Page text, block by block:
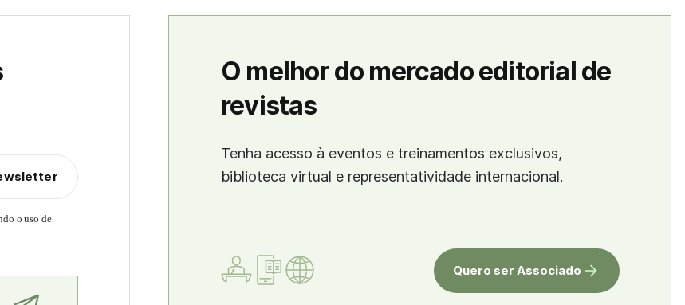
o uso de
O melhor do mercado editorial de
revistas
Tenha acesso à eventos e treinamentos exclusivos,
biblioteca virtual e representatividade internacional.
Quero ser Associado